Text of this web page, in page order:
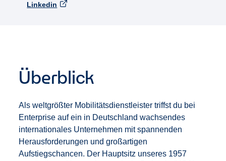
Linkedin
Überblick
Als weltgrößter Mobilitätsdienstleister triffst du bei
Enterprise auf ein in Deutschland wachsendes
internationales Unternehmen mit spannenden
Herausforderungen und großartigen
Aufstiegschancen. Der Hauptsitz unseres 1957